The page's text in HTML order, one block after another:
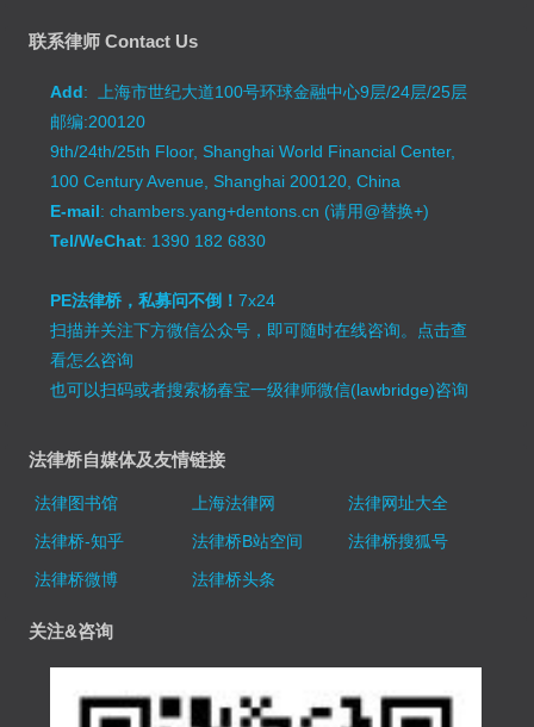
联系律师 Contact Us
Add: 上海市世纪大道100号环球金融中心9层/24层/25层
邮编:200120
9th/24th/25th Floor, Shanghai World Financial Center,
100 Century Avenue, Shanghai 200120, China
E-mail: chambers.yang+dentons.cn (请用@替换+)
Tel/WeChat: 1390 182 6830
PE法律桥，私募问不倒！7x24
扫描并关注下方微信公众号，即可随时在线咨询。 点击查
看怎么咨询
也可以扫码或者搜索杨春宝一级律师微信(lawbridge)咨询
法律桥自媒体及友情链接
法律图书馆 上海法律网
法律网址大全
法律桥-知乎
法律桥B站空间
法律桥搜狐号
法律桥微博
法律桥头条
关注&咨询